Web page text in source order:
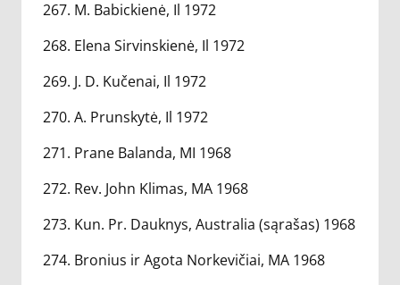
267. M. Babickienė, Il 1972
268. Elena Sirvinskienė, Il 1972
269. J. D. Kučenai, Il 1972
270. A. Prunskytė, Il 1972
271. Prane Balanda, MI 1968
272. Rev. John Klimas, MA 1968
273. Kun. Pr. Dauknys, Australia (sąrašas) 1968
274. Bronius ir Agota Norkevičiai, MA 1968